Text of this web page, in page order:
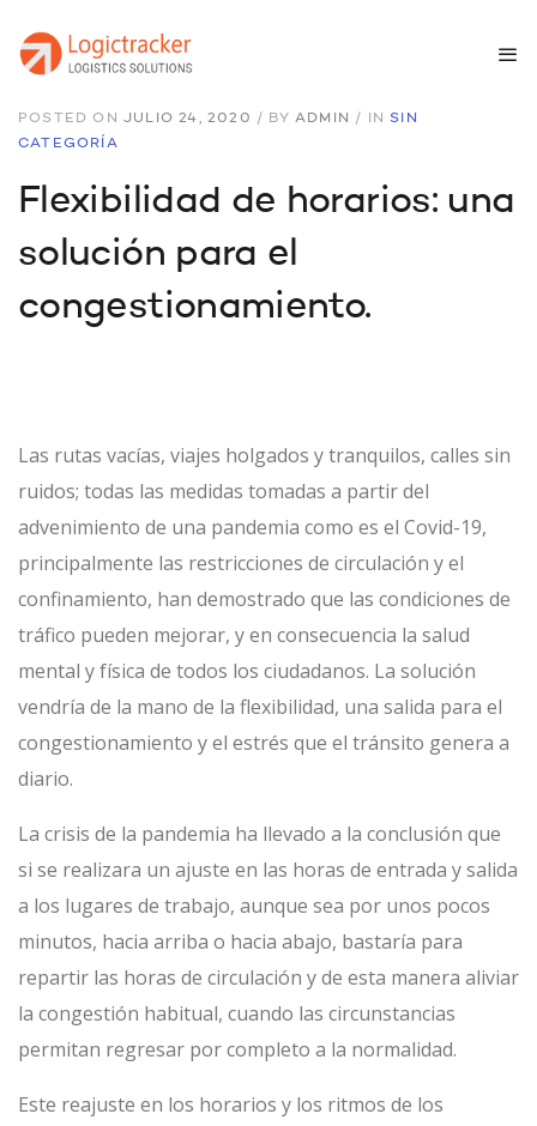
POSTED ON JULIO 24, 2020 / BYADMIN / INSIN
CATEGORÍA
Flexibilidad de horarios: una
solución para el
congestionamiento.
Las rutas vacías, viajes holgados y tranquilos, calles sin
ruidos; todas las medidas tomadas a partir del
advenimiento de una pandemia como es el Covid-19,
principalmente las restricciones de circulación y el
confinamiento, han demostrado que las condiciones de
tráfico pueden mejorar, y en consecuencia la salud
mental y física de todos los ciudadanos. La solución
vendría de la mano de la flexibilidad, una salida para el
congestionamiento y el estrés que el tránsito genera a
diario.
La crisis de la pandemia ha llevado a la conclusión que
si se realizara un ajuste en las horas de entrada y salida
a los lugares de trabajo, aunque sea por unos pocos
minutos, hacia arriba o hacia abajo, bastaría para
repartir las horas de circulación y de esta manera aliviar
la congestión habitual, cuando las circunstancias
permitan regresar por completo a la normalidad.
Este reajuste en los horarios y los ritmos de los